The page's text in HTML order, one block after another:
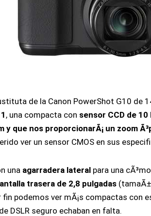
de la Canon PowerShot G10 de
, una compacta con sensor CCD de
y que nos proporcionarÃ¡ un zoom
ver un sensor CMOS en sus
una agarradera lateral para una
trasera de 2,8 pulgadas
fin podemos ver mÃ¡s compactas con
DSLR seguro echaban en falta.